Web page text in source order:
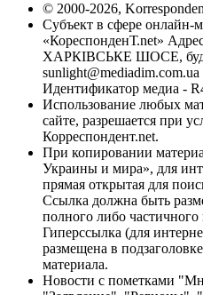
© 2000-2026,
Субъект в сфере онлайн-
«КореспонденТ.net»
ХАРКІВСЬКЕ ШОСЕ,
sunlight@mediadim.com.ua
Идентификатор медиа -
Использование любых
сайте, разрешается при
Корреспондент.net.
При копировании
Украины и мира», для
прямая открытая для
Ссылка должна быть
полного либо частичного
Гиперссылка (для
размещена в
материала.
Новости с пометками